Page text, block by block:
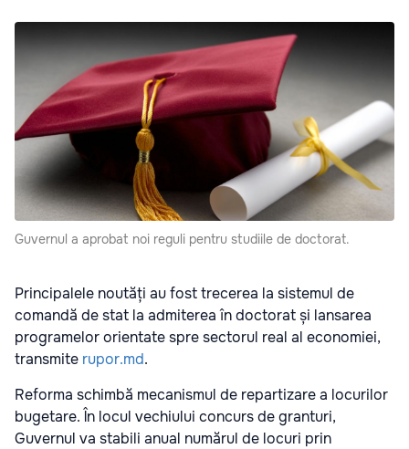
Guvernul a aprobat noi reguli pentru studiile de doctorat.
Principalele noutăți au fost trecerea la sistemul de
comandă de stat la admiterea în doctorat și lansarea
programelor orientate spre sectorul real al economiei,
transmite rupor.md.
Reforma schimbă mecanismul de repartizare a locurilor
bugetare. În locul vechiului concurs de granturi,
Guvernul va stabili anual numărul de locuri prin